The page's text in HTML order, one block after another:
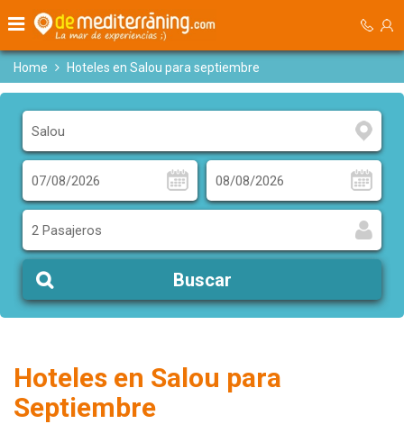
Home Hoteles en Salou para septiembre
2 Pasajeros
Buscar
Hoteles en Salou para
Septiembre